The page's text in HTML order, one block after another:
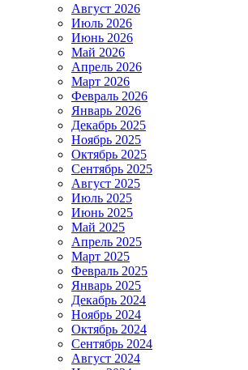
Август 2026
Июль 2026
Июнь 2026
Май 2026
Апрель 2026
Март 2026
Февраль 2026
Январь 2026
Декабрь 2025
Ноябрь 2025
Октябрь 2025
Сентябрь 2025
Август 2025
Июль 2025
Июнь 2025
Май 2025
Апрель 2025
Март 2025
Февраль 2025
Январь 2025
Декабрь 2024
Ноябрь 2024
Октябрь 2024
Сентябрь 2024
Август 2024